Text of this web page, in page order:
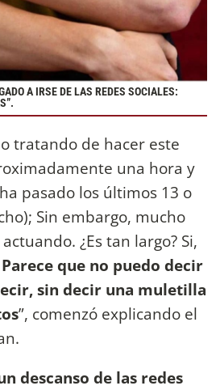
A IRSE DE LAS REDES SOCIALES:
tratando de hacer este
una hora y
pasado los últimos 13 o
Sin embargo, mucho
¿Es tan largo? Si,
Parece que no puedo decir
sin decir una muletilla
”, comenzó explicando el
descanso de las redes